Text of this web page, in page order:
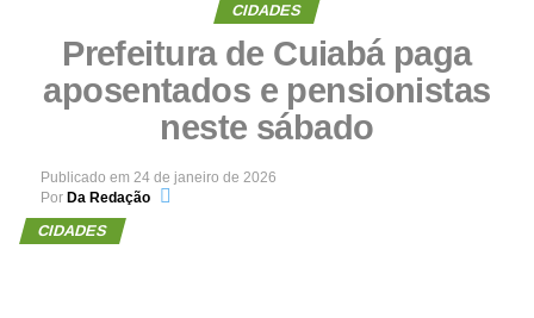
CIDADES
Prefeitura de Cuiabá paga
aposentados e pensionistas
neste sábado
Publicado em 24 de janeiro de 2026
Por Da Redação
CIDADES